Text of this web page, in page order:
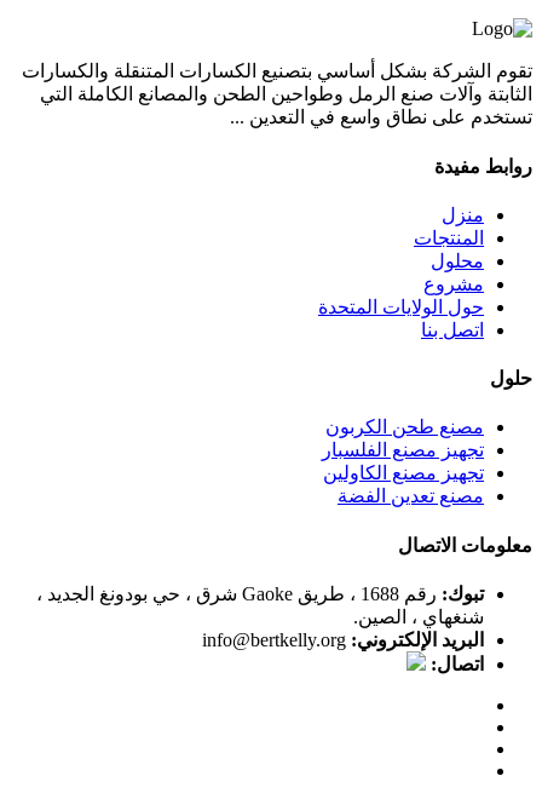
تقوم الشركة بشكل أساسي بتصنيع الكسارات المتنقلة والكسارات
الثابتة وآلات صنع الرمل وطواحين الطحن والمصانع الكاملة التي
تستخدم على نطاق واسع في التعدين ...
روابط مفيدة
منزل
المنتجات
محلول
مشروع
حول الولايات المتحدة
اتصل بنا
حلول
مصنع طحن الكربون
تجهيز مصنع الفلسبار
تجهيز مصنع الكاولين
مصنع تعدين الفضة
معلومات الاتصال
تبوك:
رقم 1688 ، طريق Gaoke شرق ، حي بودونغ الجديد ،
شنغهاي ، الصين.
البريد الإلكتروني: info@bertkelly.org
اتصال: